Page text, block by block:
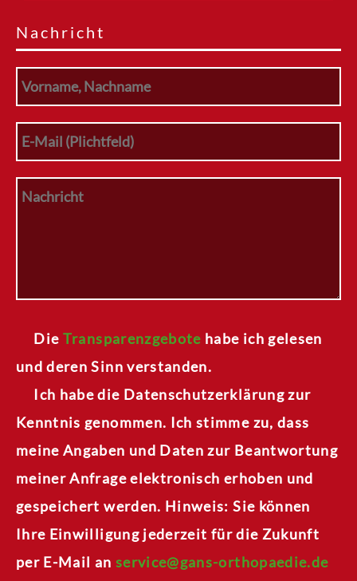
Nachricht
Die Transparenzgebote habe ich gelesen
und deren Sinn verstanden.
Ich habe die Datenschutzerklärung zur
Kenntnis genommen. Ich stimme zu, dass
meine Angaben und Daten zur Beantwortung
meiner Anfrage elektronisch erhoben und
gespeichert werden. Hinweis: Sie können
Ihre Einwilligung jederzeit für die Zukunft
per E-Mail an service@gans-orthopaedie.de